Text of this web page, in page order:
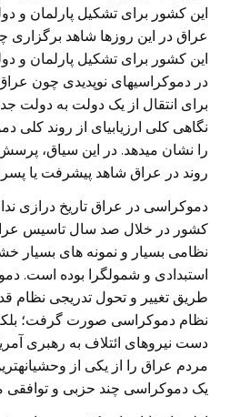
این کشور برای تشکیل پارلمان و
عراق در این روزها شاهد برگزاری
این کشور برای تشکیل پارلمان و
در دموکراسیهای نوپدیدی چون
برای انتقال از یک دولت به دولت
نگاهی کلی ارزیابیای از روند
را نشان میدهد. در این سیاق،
روند در عراق شاهد پیشرفت یا
دموکراسی در عراق تاریخ درازی
کشور در خلال صد سال تاسیس
نظامی بسیار و نمونه های بسیار
استبدادی و شمولگرا بوده است.
طریق تغییر و تحول تدریجی نظام
نظام دموکراسی صورت گرفت؛
مردم عراق را از یکی از
یک دموکراسی چند حزبی و